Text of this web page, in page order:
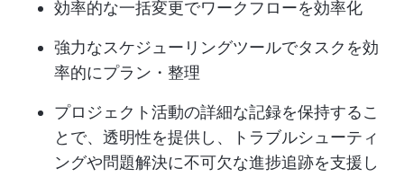
効率的な一括変更でワークフローを効率化
強力なスケジューリングツールでタスクを効
率的にプラン・整理
プロジェクト活動の詳細な記録を保持するこ
とで、透明性を提供し、トラブルシューティ
ングや問題解決に不可欠な進捗追跡を支援し